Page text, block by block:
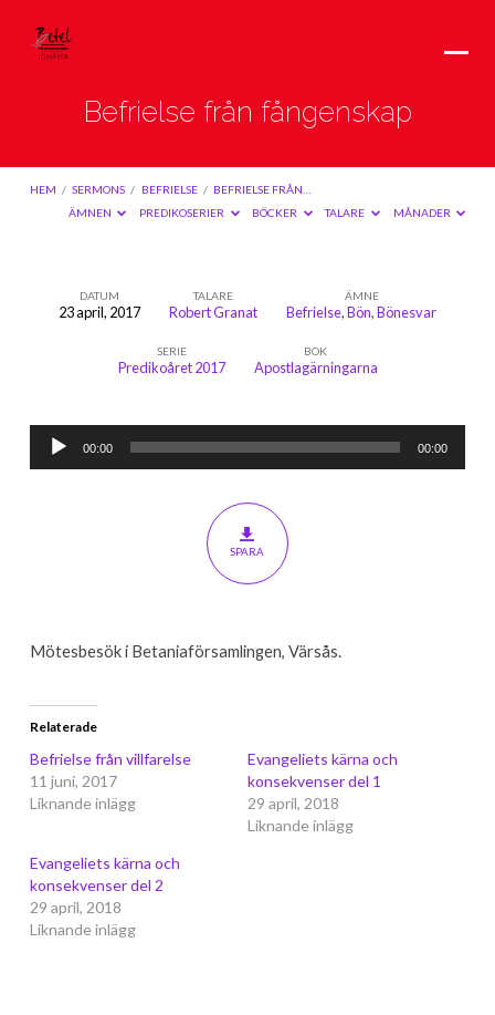
Befrielse från fångenskap
HEM / SERMONS / BEFRIELSE / BEFRIELSE FRÅN…
ÄMNEN
PREDIKOSERIER BÖCKER TALARE MÅNADER
Befrielse
DATUM
23 april, 2017
TALARE
Robert Granat
ÄMNE
Befrielse,Bön,Bönesvar
SERIE
Predikoåret 2017
BOK
Apostlagärningarna
Ljudspelare
00:00 00:00
SPARA
Mötesbesök i Betaniaförsamlingen, Värsås.
Relaterade
Befrielse från villfarelse
11 juni, 2017
Liknande inlägg
Evangeliets kärna och
konsekvenser del 1
29 april, 2018
Liknande inlägg
Evangeliets kärna och
konsekvenser del 2
29 april, 2018
Liknande inlägg